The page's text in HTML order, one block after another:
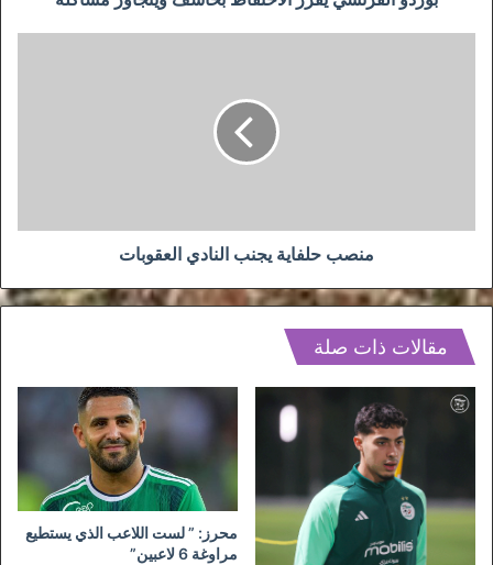
منصب حلفاية يجنب النادي العقوبات
مقالات ذات صلة
محرز: ” لست اللاعب الذي يستطيع
مراوغة 6 لاعبين”